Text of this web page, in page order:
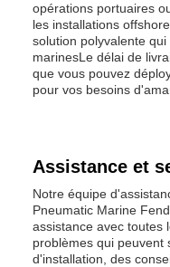
opérations portuaires
les installations
solution polyvalente
marinesLe délai de
que vous pouvez
pour vos besoins
Assistance et
Notre équipe
Pneumatic Marine
assistance avec toutes
problèmes qui peuvent
d'installation, des